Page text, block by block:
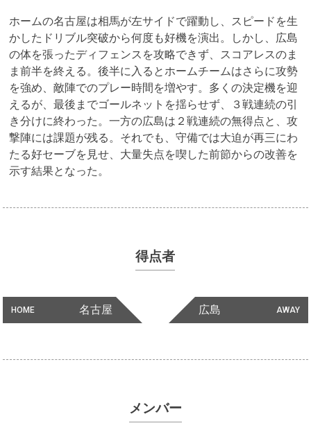
ホームの名古屋は相馬が左サイドで躍動し、スピードを生
かしたドリブル突破から何度も好機を演出。しかし、広島
の体を張ったディフェンスを攻略できず、スコアレスのま
ま前半を終える。後半に入るとホームチームはさらに攻勢
を強め、敵陣でのプレー時間を増やす。多くの決定機を迎
えるが、最後までゴールネットを揺らせず、３戦連続の引
き分けに終わった。一方の広島は２戦連続の無得点と、攻
撃陣には課題が残る。それでも、守備では大迫が再三にわ
たる好セーブを見せ、大量失点を喫した前節からの改善を
示す結果となった。
得点者
HOME 名古屋 AWAY
広島
メンバー